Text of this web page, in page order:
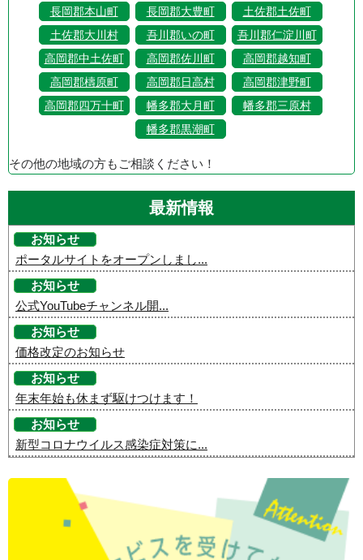
長岡郡本山町
長岡郡大豊町
土佐郡土佐町
土佐郡大川村
吾川郡いの町
吾川郡仁淀川町
高岡郡中土佐町
高岡郡佐川町
高岡郡越知町
高岡郡檮原町
高岡郡日高村
高岡郡津野町
高岡郡四万十町
幡多郡大月町
幡多郡三原村
幡多郡黒潮町
その他の地域の方もご相談ください！
最新情報
お知らせ
ポータルサイトをオープンしまし...
お知らせ
公式YouTubeチャンネル開...
お知らせ
価格改定のお知らせ
お知らせ
年末年始も休まず駆けつけます！
お知らせ
新型コロナウイルス感染症対策に...